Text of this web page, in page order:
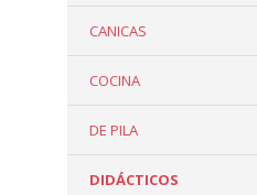
CANICAS
COCINA
DE PILA
DIDÁCTICOS